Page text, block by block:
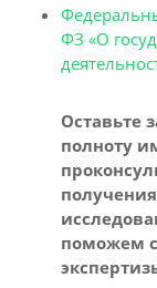
ФЗ «О
Оставьте
полноту
поможем